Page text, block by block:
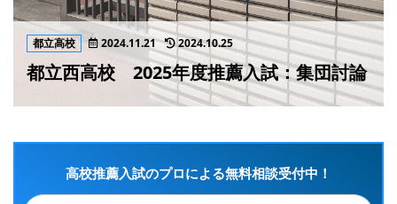
都立高校 2024.11.21 2024.10.25
都立西高校 2025年度推薦入試：集団討論
高校推薦入試のプロによる無料相談受付中！